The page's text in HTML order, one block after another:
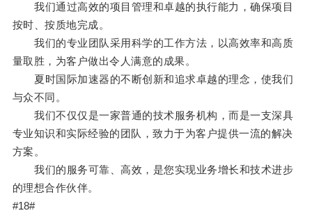
我们通过高效的项目管理和卓越的执行能力，确保项目
按时、按质地完成。
我们的专业团队采用科学的工作方法，以高效率和高质
量取胜，为客户做出令人满意的成果。
夏时国际加速器的不断创新和追求卓越的理念，使我们
与众不同。
我们不仅仅是一家普通的技术服务机构，而是一支深具
专业知识和实际经验的团队，致力于为客户提供一流的解决
方案。
我们的服务可靠、高效，是您实现业务增长和技术进步
的理想合作伙伴。
#18#